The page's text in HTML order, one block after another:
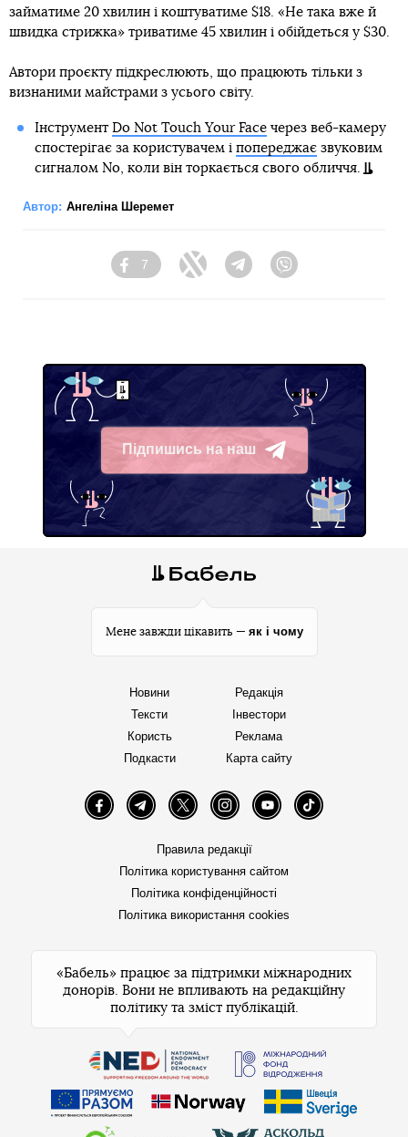
займатиме 20 хвилин і коштуватиме $18. «Не така вже й
швидка стрижка» триватиме 45 хвилин і обійдеться у $30.
Автори проєкту підкреслюють, що працюють тільки з
визнаними майстрами з усього світу.
Інструмент Do Not Touch Your Faceчерез веб-камеру
спостерігає за користувачем і попереджаєзвуковим
сигналом No, коли він торкається свого обличчя.
Автор: Ангеліна Шеремет
Facebook
7
Twitter TelegramViber
Підпишись на наш
Telegram
Мене завжди цікавить — як і чому
Новини
Тексти
Користь
Подкасти
Редакція
Інвестори
Реклама
Карта сайту
FacebookTelegramTwitter InstagramYouTube TikTok
Правила редакції
Політика користування сайтом
Політика конфіденційності
Політика використання cookies
«Бабель» працює за підтримки міжнародних
донорів. Вони не впливають на редакційну
політику та зміст публікацій.